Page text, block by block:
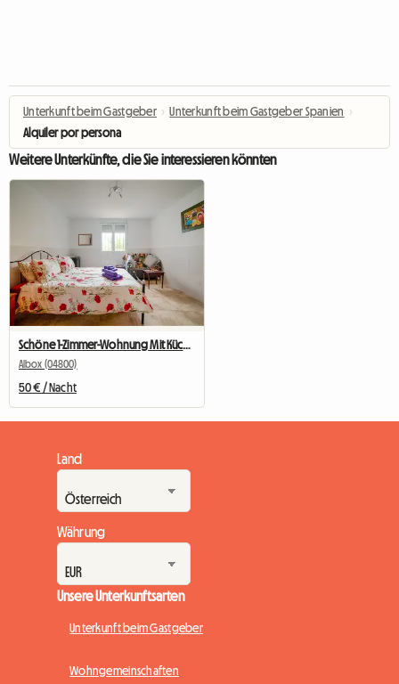
Unterkunft beim Gastgeber › Unterkunft beim Gastgeber Spanien ›
Alquiler por persona
Weitere Unterkünfte, die Sie interessieren könnten
Albox (04800)
50 € / Nacht
Land
Währung
Unsere Unterkunftsarten
Unterkunft beim Gastgeber
Wohngemeinschaften